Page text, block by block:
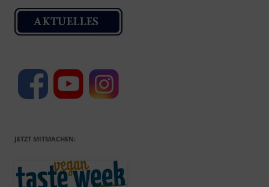
JETZT MITMACHEN: